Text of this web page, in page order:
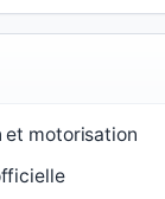
et motorisation